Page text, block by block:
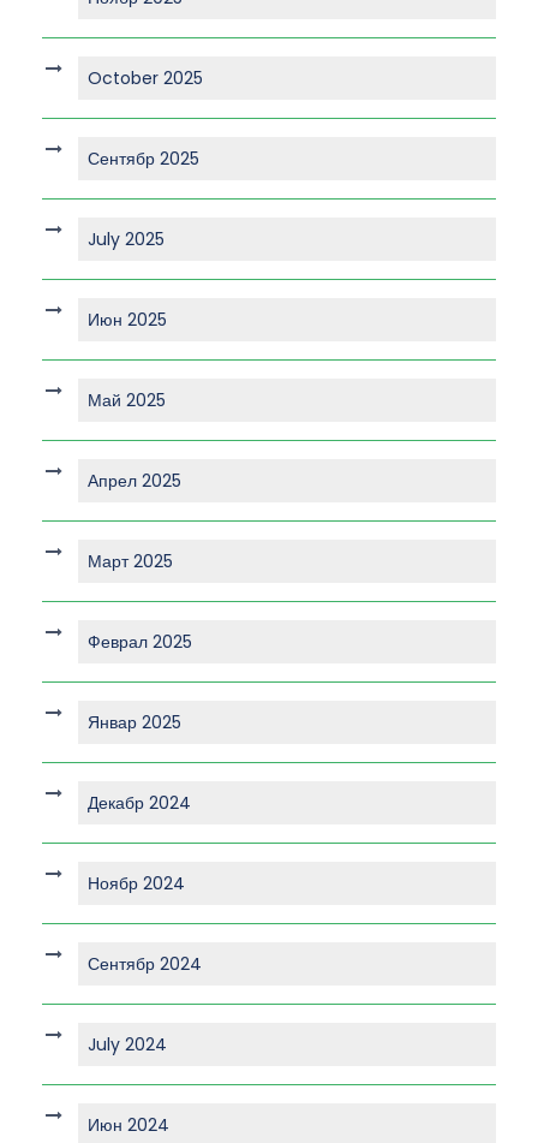
October 2025
Сентябр 2025
July 2025
Июн 2025
Май 2025
Апрел 2025
Март 2025
Феврал 2025
Январ 2025
Декабр 2024
Ноябр 2024
Сентябр 2024
July 2024
Июн 2024